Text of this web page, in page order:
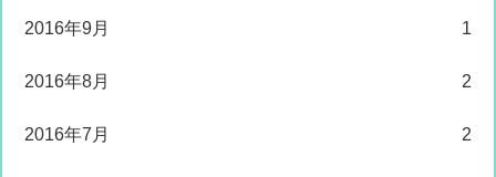
2016年9月 1
2016年8月 2
2016年7月 2